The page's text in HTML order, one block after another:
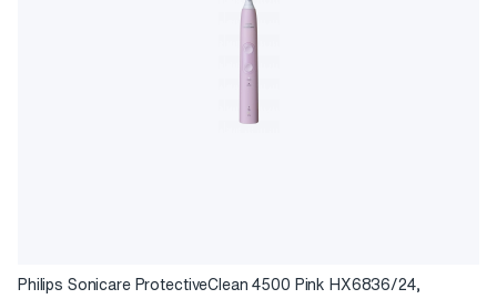
Philips Sonicare ProtectiveClean 4500 Pink HX6836/24,